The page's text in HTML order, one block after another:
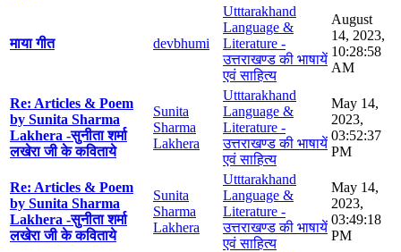
माया गीत devbhumi
Utttarakhand
Language &
Literature -
उत्तराखण्ड की भाषायें
एवं साहित्य
August
14, 2023,
10:28:58
AM
Re: Articles & Poem
by Sunita Sharma
Lakhera -सुनीता शर्मा
लखेरा जी के कविताये
Sunita
Sharma
Lakhera
Utttarakhand
Language &
Literature -
उत्तराखण्ड की भाषायें
एवं साहित्य
May 14,
2023,
03:52:37
PM
Re: Articles & Poem
by Sunita Sharma
Lakhera -सुनीता शर्मा
लखेरा जी के कविताये
Sunita
Sharma
Lakhera
Utttarakhand
Language &
Literature -
उत्तराखण्ड की भाषायें
एवं साहित्य
May 14,
2023,
03:49:18
PM